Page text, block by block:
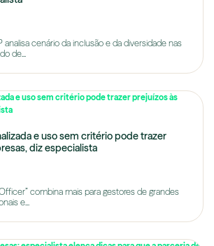
analisa cenário da inclusão e da diversidade nas
de...
e uso sem critério pode trazer
diz especialista
combina mais para gestores de grandes
e...